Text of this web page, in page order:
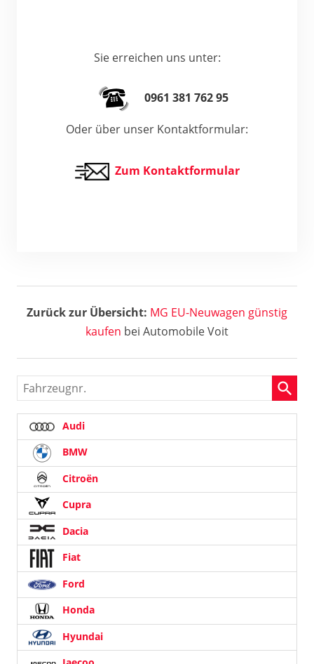
Sie erreichen uns unter:
0961 381 762 95
Oder über unser Kontaktformular:
Zum Kontaktformular
Zurück zur Übersicht: MG EU-Neuwagen günstig
kaufen bei Automobile Voit
Fahrzeugnr.
Audi
BMW
Citroën
Cupra
Dacia
Fiat
Ford
Honda
Hyundai